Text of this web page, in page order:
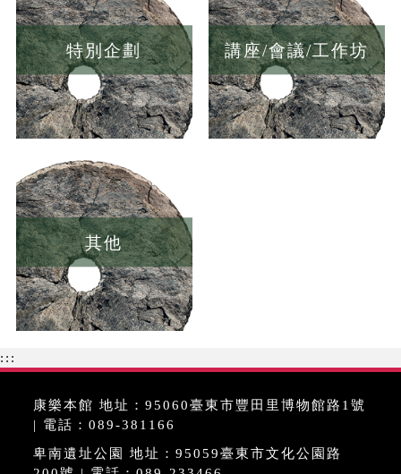
特別企劃 講座/會議/工作坊
其他
:::
康樂本館 地址：95060臺東市豐田里博物館路1號
| 電話：089-381166
卑南遺址公園 地址：95059臺東市文化公園路